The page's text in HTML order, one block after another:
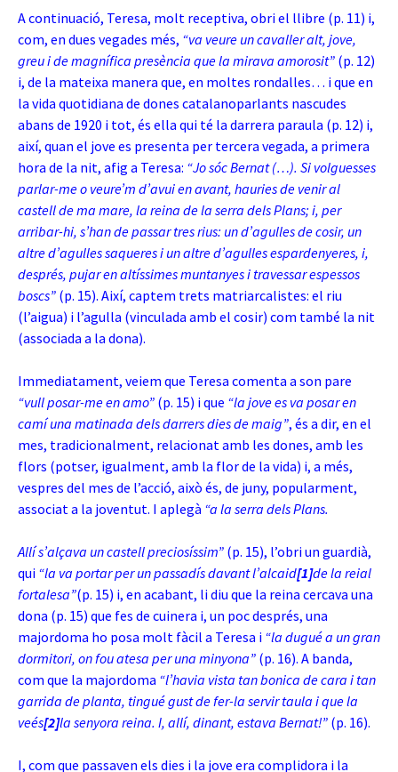
A continuació, Teresa, molt receptiva, obri el llibre (p. 11) i,
com, en dues vegades més, “va veure un cavaller alt, jove,
greu i de magnífica presència que la mirava amorosit” (p. 12)
i, de la mateixa manera que, en moltes rondalles… i que en
la vida quotidiana de dones catalanoparlants nascudes
abans de 1920 i tot, és ella qui té la darrera paraula (p. 12) i,
així, quan el jove es presenta per tercera vegada, a primera
hora de la nit, afig a Teresa: “Jo sóc Bernat (…). Si volguesses
parlar-me o veure’m d’avui en avant, hauries de venir al
castell de ma mare, la reina de la serra dels Plans; i, per
arribar-hi, s’han de passar tres rius: un d’agulles de cosir, un
altre d’agulles saqueres i un altre d’agulles espardenyeres, i,
després, pujar en altíssimes muntanyes i travessar espessos
boscs” (p. 15). Així, captem trets matriarcalistes: el riu
(l’aigua) i l’agulla (vinculada amb el cosir) com també la nit
(associada a la dona).
Immediatament, veiem que Teresa comenta a son pare
“vull posar-me en amo” (p. 15) i que “la jove es va posar en
camí una matinada dels darrers dies de maig”, és a dir, en el
mes, tradicionalment, relacionat amb les dones, amb les
flors (potser, igualment, amb la flor de la vida) i, a més,
vespres del mes de l’acció, això és, de juny, popularment,
associat a la joventut. I aplegà “a la serra dels Plans.
Allí s’alçava un castell preciosíssim” (p. 15), l’obri un guardià,
qui “la va portar per unpassadís davant l’alcaid[1]de la reial
fortalesa”(p. 15) i, en acabant, li diu que la reina cercava una
dona (p. 15) que fes de cuinera i, un poc després, una
majordoma ho posa molt fàcil a Teresa i “la dugué a un gran
dormitori, on fou atesa per una minyona” (p. 16). A banda,
com que la majordoma “l’havia vista tan bonica de cara i tan
garrida de planta, tingué gust de fer-la servir taula i que la
veés[2]la senyora reina. I, allí, dinant, estava Bernat!” (p. 16).
I, com que passaven els dies i la jove era complidora i la